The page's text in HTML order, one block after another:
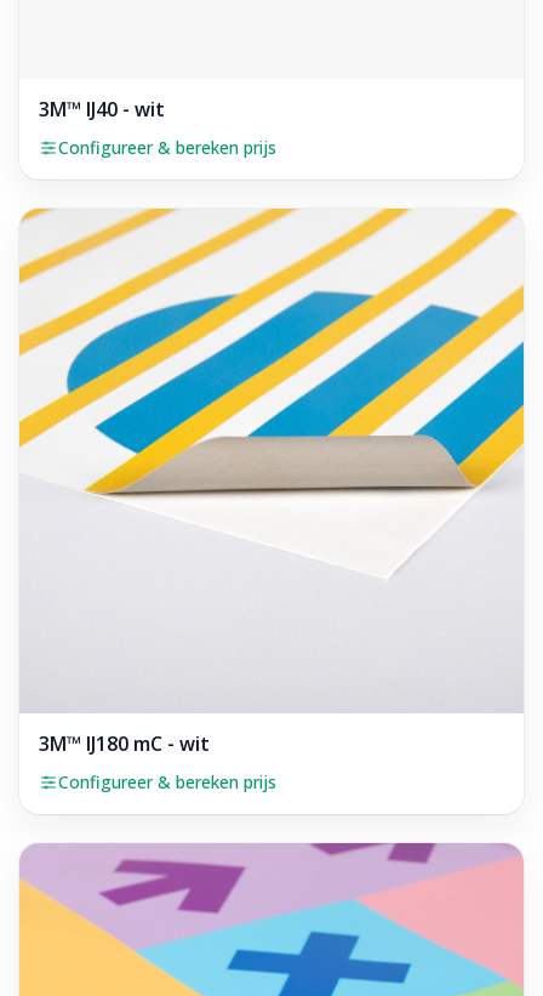
3M™ IJ40 - wit
Configureer & bereken prijs
3M™ IJ180 mC - wit
Configureer & bereken prijs